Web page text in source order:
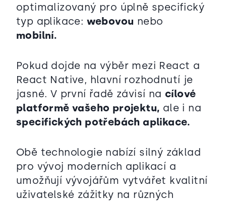
optimalizovaný pro úplně specifický
typ aplikace: webovou nebo
mobilní.
Pokud dojde na výběr mezi React a
React Native, hlavní rozhodnutí je
jasné. V první řadě závisí na cílové
platformě vašeho projektu, ale i na
specifických potřebách aplikace.
Obě technologie nabízí silný základ
pro vývoj moderních aplikací a
umožňují vývojářům vytvářet kvalitní
uživatelské zážitky na různých